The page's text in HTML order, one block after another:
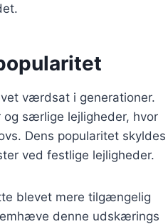
værdsat i generationer.
særlige lejligheder, hvor
Dens popularitet skyldes
ved festlige lejligheder.
blevet mere tilgængelig
denne udskærings